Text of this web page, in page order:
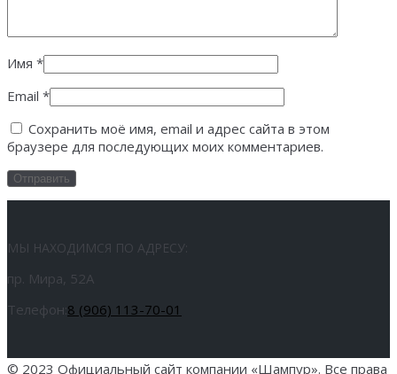
Имя *
Email *
Сохранить моё имя, email и адрес сайта в этом
браузере для последующих моих комментариев.
МЫ НАХОДИМСЯ ПО АДРЕСУ:
пр. Мира, 52А
Телефон:8 (906) 113-70-01
© 2023 Официальный сайт компании «Шампур». Все права